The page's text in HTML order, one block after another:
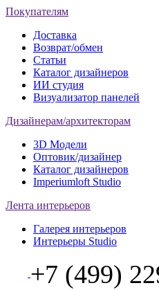
Покупателям
Доставка
Возврат/обмен
Статьи
Каталог дизайнеров
ИИ студия
Визуализатор панелей
Дизайнерам/архитекторам
3D Модели
Оптовик/дизайнер
Каталог дизайнеров
Imperiumloft Studio
Лента интерьеров
Галерея интерьеров
Интерьеры Studio
+7 (499)